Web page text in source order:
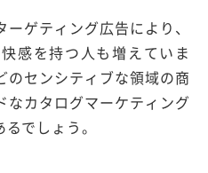
ゲティング広告により、
感を持つ人も増えていま
のセンシティブな領域の商
なカタログマーケティング
でしょう。